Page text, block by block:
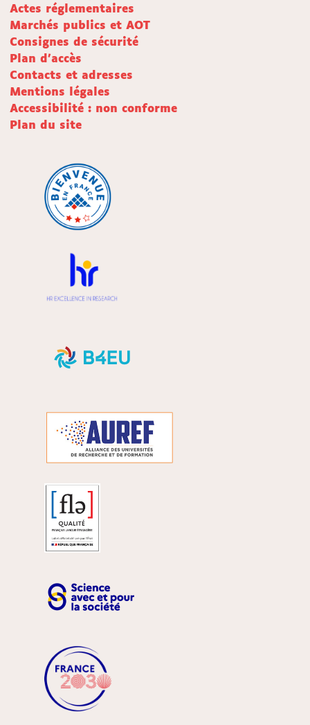
Actes réglementaires
Marchés publics et AOT
Consignes de sécurité
Plan d'accès
Contacts et adresses
Mentions légales
Accessibilité : non conforme
Plan du site